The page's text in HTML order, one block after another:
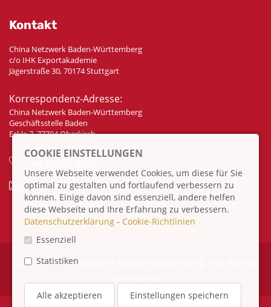
Kontakt
China Netzwerk Baden-Württemberg
c/o IHK Exportakademie
Jägerstraße 30, 70174 Stuttgart
Korrespondenz-Adresse:
China Netzwerk Baden-Württemberg
Geschäftsstelle Baden
Eckle 7, 77704 Oberkirch
info@china-bw.net
© 2026 China Netzwerk Baden-Württemberg. Alle Rechte
COOKIE EINSTELLUNGEN
Unsere Webseite verwendet Cookies, um diese für Sie
optimal zu gestalten und fortlaufend verbessern zu
können. Einige davon sind essenziell, andere helfen
diese Webseite und Ihre Erfahrung zu verbessern.
Datenschutzerklärung - Cookie-Richtlinien
Essenziell
Statistiken
Alle akzeptieren Einstellungen speichern